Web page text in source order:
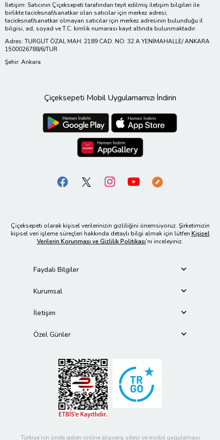
İletişim: Satıcının Çiçeksepeti tarafından teyit edilmiş iletişim bilgileri ile
birlikte tacir/esnaf/sanatkar olan satıcılar için merkez adresi;
tacir/esnaf/sanatkar olmayan satıcılar için merkez adresinin bulunduğu il
bilgisi, ad, soyad ve T.C. kimlik numarası kayıt altında bulunmaktadır.
Adres: TURGUT ÖZAL MAH. 2189 CAD. NO: 32 A YENİMAHALLE/ ANKARA
1500026788/6/TUR
Şehir: Ankara
Çiçeksepeti Mobil Uygulamamızı İndirin
Çiçeksepeti olarak kişisel verilerinizin gizliliğini önemsiyoruz. Şirketimizin
kişisel veri işleme süreçleri hakkında detaylı bilgi almak için lütfen Kişisel
Verilerin Korunması ve Gizlilik Politikası’nı inceleyiniz.
Faydalı Bilgiler
Kurumsal
İletişim
Özel Günler
Türkiye’nin önde gelen online alışveriş sitesi ve mobil uygulaması